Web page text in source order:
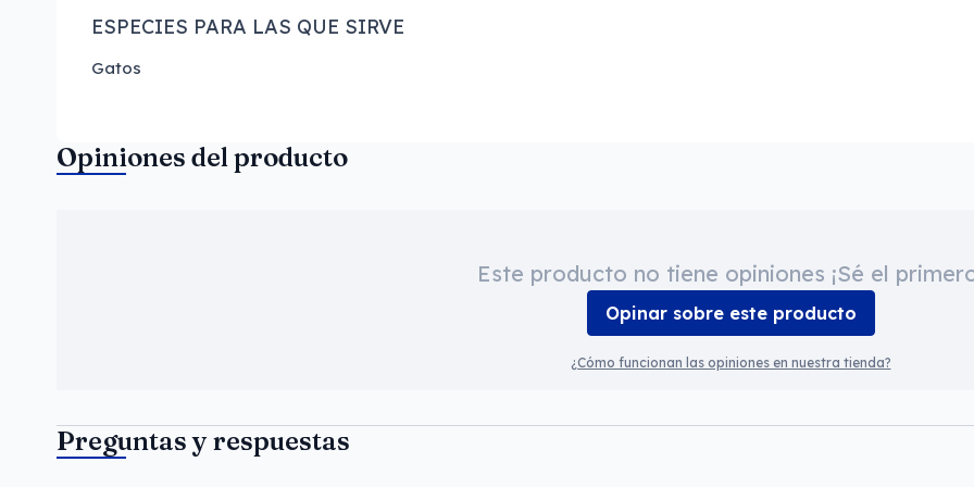
ESPECIES PARA LAS QUE SIRVE
Gatos
Opiniones del producto
Este producto no tiene opiniones ¡Sé el
Opinar sobre este producto
¿Cómo funcionan las opiniones en nuestra tienda?
Preguntas y respuestas